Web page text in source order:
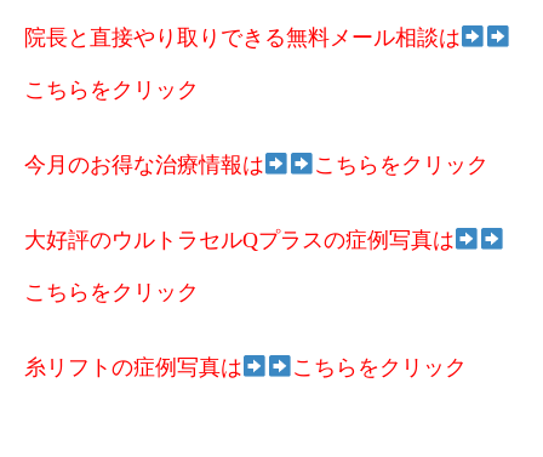
院長と直接やり取りできる無料メール相談は
こちらをクリック
今月のお得な治療情報は こちらをクリック
大好評のウルトラセルQプラスの症例写真は
こちらをクリック
糸リフトの症例写真は こちらをクリック